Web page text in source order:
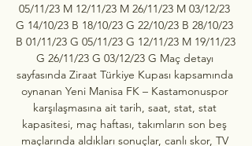
05/11/23 M 12/11/23 M 26/11/23 M 03/12/23
G 14/10/23 B 18/10/23 G 22/10/23 B 28/10/23
B 01/11/23 G 05/11/23 G 12/11/23 M 19/11/23
G 26/11/23 G 03/12/23 G Maç detayı
sayfasında Ziraat Türkiye Kupası kapsamında
oynanan Yeni Manisa FK – Kastamonuspor
karşılaşmasına ait tarih, saat, stat, stat
kapasitesi, maç haftası, takımların son beş
maçlarında aldıkları sonuçlar, canlı skor, TV